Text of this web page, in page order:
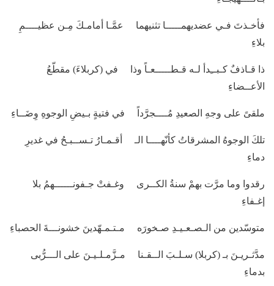
فأخـذتَ فـي عضديهمـــــا تثنيهما عمَّـا أمامـكَ مِـن عظيــــمِ
بلاءِ
ذا قـاذفٌ كـبــِدأ لـه قـطـــــعـاً وذا في (كربلاءَ) مقطّعُ
الأعــضاءِ
ملقىً على وجهِ الصعيدِ مُــــجرَّداً في فتيةٍ بـيضِ الوجوهِ وِضَــاءِ
تلكَ الوجوهُ المشرقاتُ كأنّهــــا الـ أقـمـارُ تـســبـحُ في غديرِ
دماءِ
رقدوا وما مرَّت بهمْ سنةُ الكــرى وغـفتْ جـفونــــــهمُ بلا
إغـفاءِ
متوسّدين من الـصـعـيـدِ صـخورَه مـتـمـهّدينَ خشونـــةَ الحصباءِ
مدَّثـريـنَ بـ (كربلا) سـلـبَ الــقـنا مـزَّمـلـيـنَ على الـــرُّبى
بدماءِ